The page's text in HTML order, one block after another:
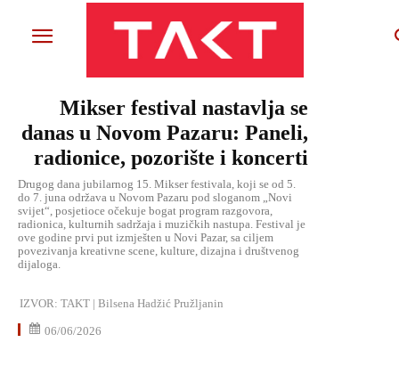
Mikser festival nastavlja se
danas u Novom Pazaru: Paneli,
radionice, pozorište i koncerti
Drugog dana jubilarnog 15. Mikser festivala, koji se od 5.
do 7. juna održava u Novom Pazaru pod sloganom „Novi
svijet“, posjetioce očekuje bogat program razgovora,
radionica, kulturnih sadržaja i muzičkih nastupa. Festival je
ove godine prvi put izmješten u Novi Pazar, sa ciljem
povezivanja kreativne scene, kulture, dizajna i društvenog
dijaloga.
IZVOR: TAKT | Bilsena Hadžić Pružljanin
06/06/2026